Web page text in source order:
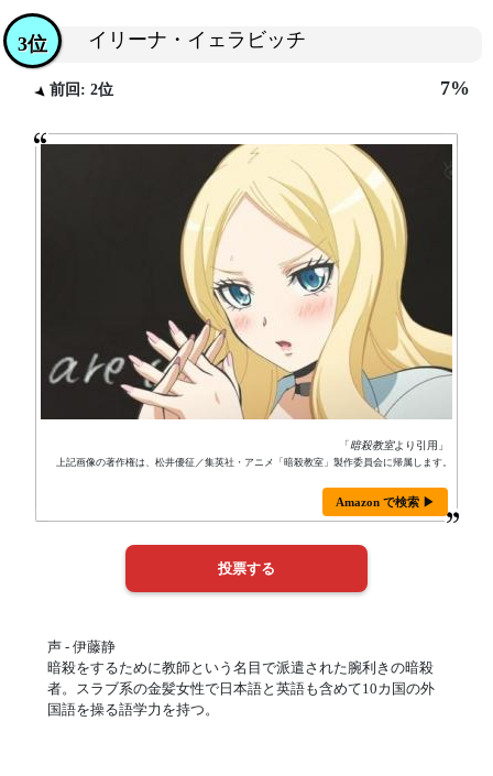
イリーナ・イェラビッチ
3位
前回: 2位 7%
「暗殺教室より引用」
上記画像の著作権は、松井優征／集英社・アニメ「暗殺教室」製作委員会に帰属します。
Amazon で検索 ▶
声 - 伊藤静
暗殺をするために教師という名目で派遣された腕利きの暗殺
者。スラブ系の金髪女性で日本語と英語も含めて10カ国の外
国語を操る語学力を持つ。